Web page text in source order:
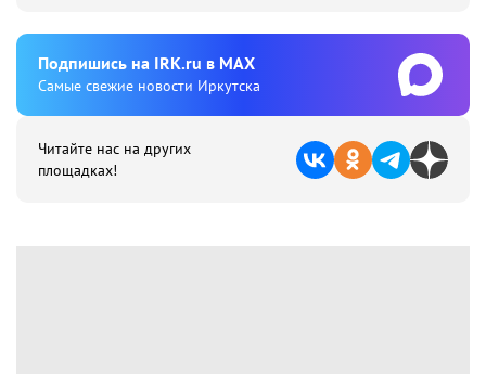
Подпишиcь на IRK.ru в MAX
Cамые свежие новости Иркутска
Читайте нас на других
площадках!